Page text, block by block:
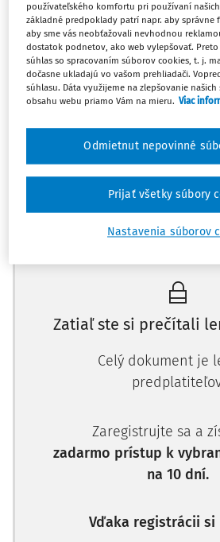
Zvyšok sa bude riešiť splátkovým
bez DPH, keďže celá DPH sa
faktúrou. Je táto úvaha správna?
Zákon č. 222/2004 Z. z. o dani z
(ďalej len „zákon o DPH“) v
2006/112/ES z 28. novembra 2006
dane z pridanej hodnoty (ďalej aj
dve hlavné kategórie zda
Máte
Zatiaľ ste si prečítali
Celý dokument je
Zaregistrujte sa a
zadarmo prístup k
na 10 dní.
Vďaka registrácii si
používateľského komfortu pri používaní
základné predpoklady patrí napr. aby správne
aby sme vás neobťažovali nevhodnou
dostatok podnetov, ako web vylepšovať.
súhlas so spracovaním súborov cookies, t. j.
dočasne ukladajú vo vašom prehliadači.
súhlasu. Dáta využijeme na zlepšovanie
obsahu webu priamo Vám na mieru. Viac
Nastavenia súborov
Odmietnut nepovinné
Prijať všetky súbory